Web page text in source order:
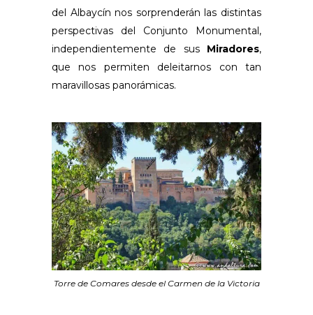
del Albaycín nos sorprenderán las distintas
perspectivas del Conjunto Monumental,
independientemente de sus Miradores,
que nos permiten deleitarnos con tan
maravillosas panorámicas.
Torre de Comares desde el Carmen de la Victoria